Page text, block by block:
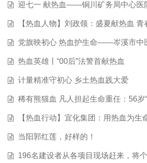
迎七一 献热血——铜川矿务局中心医
【热血人物】刘政领：盛夏献热血 青
党旗映初心 热血护生命——岑溪市中
热血英雄丨“00后”法警首献热血
计量精准守初心 乡土热血践大爱
稀有熊猫血 凡人担起生命重任：56岁
【热血行动】宜化集团：用热血为生
当阳郭红莲，好样的！
196名建设者从各项目现场赶来，将